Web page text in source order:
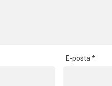
E-posta*